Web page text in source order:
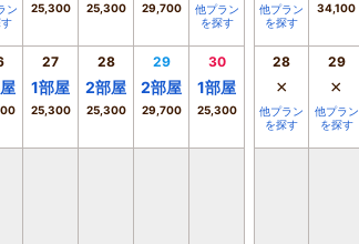
ン
25,300 25,300 29,700
他プラン
を探す
27
1部屋
25,300
28
2部屋
25,300
29
2部屋
29,700
30
1部屋
25,300
他プラン
を探す
34,100
28
×
他プラン
を探す
29
×
他プラン
を探す